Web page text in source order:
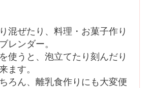
混ぜたり、料理・お菓子作り
レンダー。
使うと、泡立てたり刻んだり
ます。
ろん、離乳食作りにも大変便